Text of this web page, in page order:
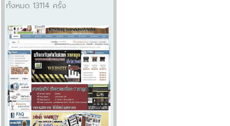
ทั้งหมด 13114 ครั้ง